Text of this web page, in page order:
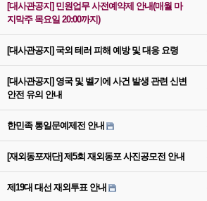
[대사관공지] 민원업무 사전예약제 안내(매월 마
지막주 목요일 20:00까지)
[대사관공지] 국외 테러 피해 예방 및 대응 요령
[대사관공지] 영국 및 벨기에 사건 발생 관련 신변
안전 유의 안내
한민족 통일문예제전 안내
[재외동포재단] 제5회 재외동포 사진공모전 안내
제19대 대선 재외투표 안내